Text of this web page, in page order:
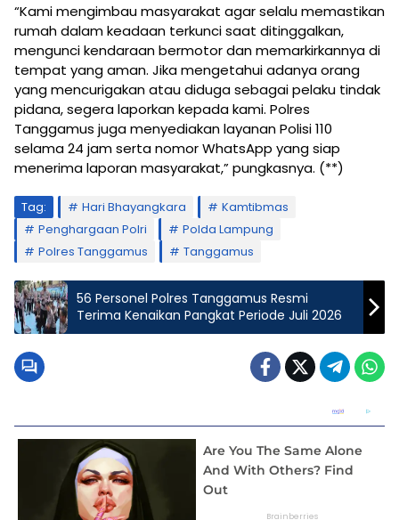
“Kami mengimbau masyarakat agar selalu memastikan
rumah dalam keadaan terkunci saat ditinggalkan,
mengunci kendaraan bermotor dan memarkirkannya di
tempat yang aman. Jika mengetahui adanya orang
yang mencurigakan atau diduga sebagai pelaku tindak
pidana, segera laporkan kepada kami. Polres
Tanggamus juga menyediakan layanan Polisi 110
selama 24 jam serta nomor WhatsApp yang siap
menerima laporan masyarakat,” pungkasnya. (**)
Tag: Hari Bhayangkara
Kamtibmas
Penghargaan Polri
Polda Lampung
Polres Tanggamus
Tanggamus
56 Personel Polres Tanggamus Resmi
Terima Kenaikan Pangkat Periode Juli 2026